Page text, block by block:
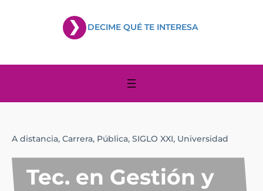
DECIME QUÉ TE INTERESA
A distancia, Carrera, Pública, SIGLO XXI, Universidad
Tec. en Gestión y